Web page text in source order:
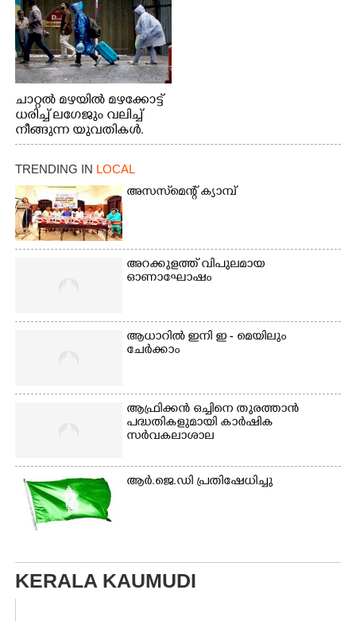
ചാറ്റൽ മഴയിൽ മഴക്കോട്ട്
ധരിച്ച് ലഗേജും വലിച്ച്
നീങ്ങുന്ന യുവതികൾ.
എറണാകുളം മേനകയിൽ
നിന്നുള്ള കാഴ്ച
TRENDING IN LOCAL
അസസ്‌മെന്റ് ക്യാമ്പ്
അറക്കുളത്ത് വിപുലമായ
ഓണാഘോഷം
ആധാറിൽ ഇനി ഇ - മെയിലും
ചേർക്കാം
ആഫ്രിക്കൻ ഒച്ചിനെ തുരത്താൻ
പദ്ധതികളുമായി കാർഷിക
സർവകലാശാല
ആർ.ജെ.ഡി പ്രതിഷേധിച്ചു
KERALA KAUMUDI